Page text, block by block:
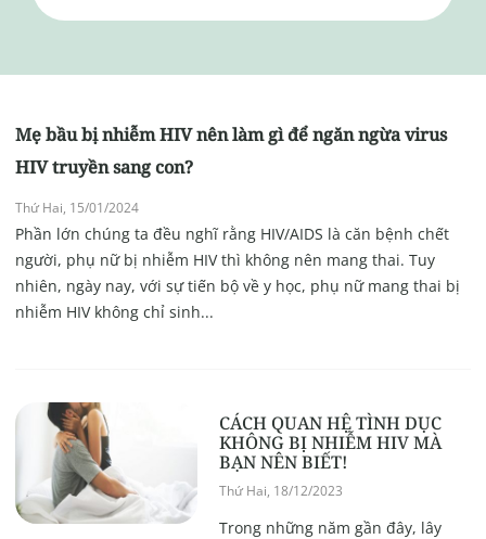
Mẹ bầu bị nhiễm HIV nên làm gì để ngăn ngừa virus
HIV truyền sang con?
Thứ Hai, 15/01/2024
Phần lớn chúng ta đều nghĩ rằng HIV/AIDS là căn bệnh chết
người, phụ nữ bị nhiễm HIV thì không nên mang thai. Tuy
nhiên, ngày nay, với sự tiến bộ về y học, phụ nữ mang thai bị
nhiễm HIV không chỉ sinh...
CÁCH QUAN HỆ TÌNH DỤC
KHÔNG BỊ NHIỄM HIV MÀ
BẠN NÊN BIẾT!
Thứ Hai, 18/12/2023
Trong những năm gần đây, lây